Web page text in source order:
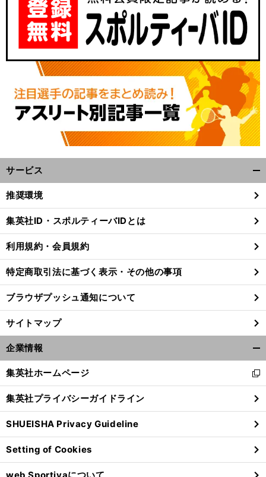
サービス
閉
る
推奨環境
集英社ID・スポルティーバIDとは
利用規約・会員規約
特定商取引法に基づく表示・その他の事項
ブラウザプッシュ通知について
サイトマップ
企業情報
閉
る
集英社ホームページ
新
し
い
ウ
ィ
ン
ド
ウ
集英社プライバシーガイドライン
SHUEISHA Privacy Guideline
Setting of Cookies